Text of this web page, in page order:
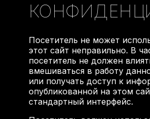
Посетитель не может
этот сайт неправильно. В
посетитель не должен
вмешиваться в работу
или получать доступ к
опубликованной на этом
стандартный интерфейс.